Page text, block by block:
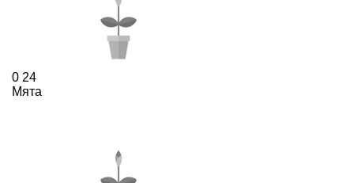
0 24
Мята